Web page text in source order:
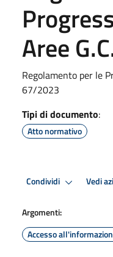
Aree
Regolamento per le
67/2023
Tipi di documento:
Atto normativo
Condividi Vedi
Argomenti:
Accesso